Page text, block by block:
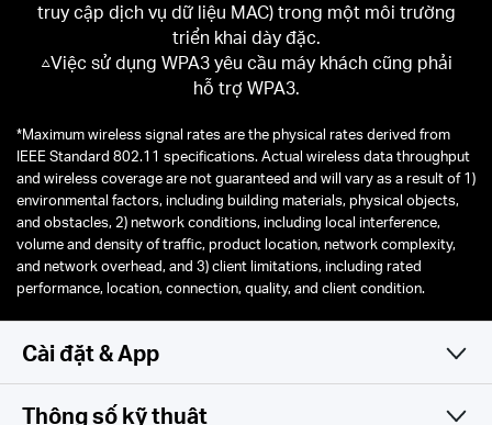
truy cập dịch vụ dữ liệu MAC) trong một môi trường
triển khai dày đặc.
△Việc sử dụng WPA3 yêu cầu máy khách cũng phải
hỗ trợ WPA3.
*Maximum wireless signal rates are the physical rates derived from
IEEE Standard 802.11 specifications. Actual wireless data throughput
and wireless coverage are not guaranteed and will vary as a result of 1)
environmental factors, including building materials, physical objects,
and obstacles, 2) network conditions, including local interference,
volume and density of traffic, product location, network complexity,
and network overhead, and 3) client limitations, including rated
performance, location, connection, quality, and client condition.
Cài đặt & App
Thông số kỹ thuật